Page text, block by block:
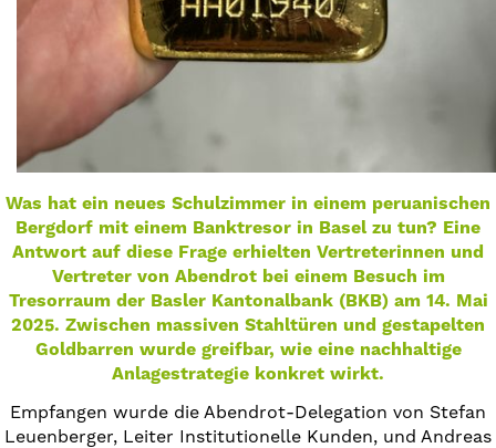
Was hat ein neues Schulzimmer in einem peruanischen
Bergdorf mit einem Banktresor in Basel zu tun? Eine
Antwort auf diese Frage erhielten Vertreterinnen und
Vertreter von Abendrot bei einem Besuch im
Tresorraum der Basler Kantonalbank (BKB) am 14. Mai
2025. Zwischen massiven Stahltüren und gestapelten
Goldbarren wurde greifbar, wie eine nachhaltige
Anlagestrategie konkret wirkt.
Empfangen wurde die Abendrot-Delegation von Stefan
Leuenberger, Leiter Institutionelle Kunden, und Andreas